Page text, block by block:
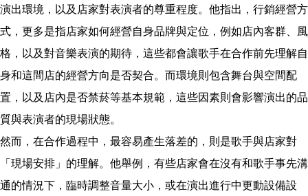
演出環境，以及店家對表演者的尊重程度。他指出，行銷經營方
式，更多是指店家如何經營自身品牌與定位，例如店內客群、風
格，以及對音樂表演的期待，這些都會讓歌手在合作前先理解自
身和這間店的經營方向是否契合。而環境則包含舞台與空間配
置，以及店內是否禁菸等基本規範，這些因素則會影響演出的品
質與表演者的現場狀態。
然而，在合作過程中，最容易產生落差的，則是歌手與店家對
「現場安排」的理解。他舉例，有些店家會在沒有和歌手事先溝
通的情況下，臨時調整音量大小，或在演出進行中更動設備設